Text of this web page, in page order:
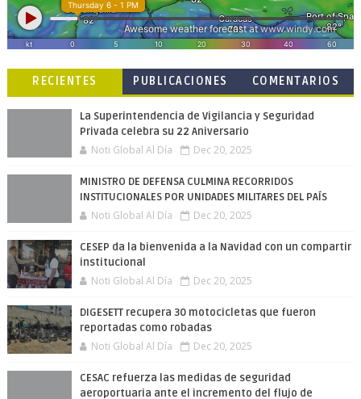
RECIENTES
PUBLICACIONES
COMENTARIOS
La Superintendencia de Vigilancia y Seguridad
Privada celebra su 22 Aniversario
Noti Global Al Día Dec 20, 2025
MINISTRO DE DEFENSA CULMINA RECORRIDOS
INSTITUCIONALES POR UNIDADES MILITARES DEL PAÍS
Noti Global Al Día Dec 20, 2025
CESEP da la bienvenida a la Navidad con un compartir
institucional
Noti Global Al Día Dec 20, 2025
DIGESETT recupera 30 motocicletas que fueron
reportadas como robadas
Noti Global Al Día Dec 20, 2025
CESAC refuerza las medidas de seguridad
aeroportuaria ante el incremento del flujo de